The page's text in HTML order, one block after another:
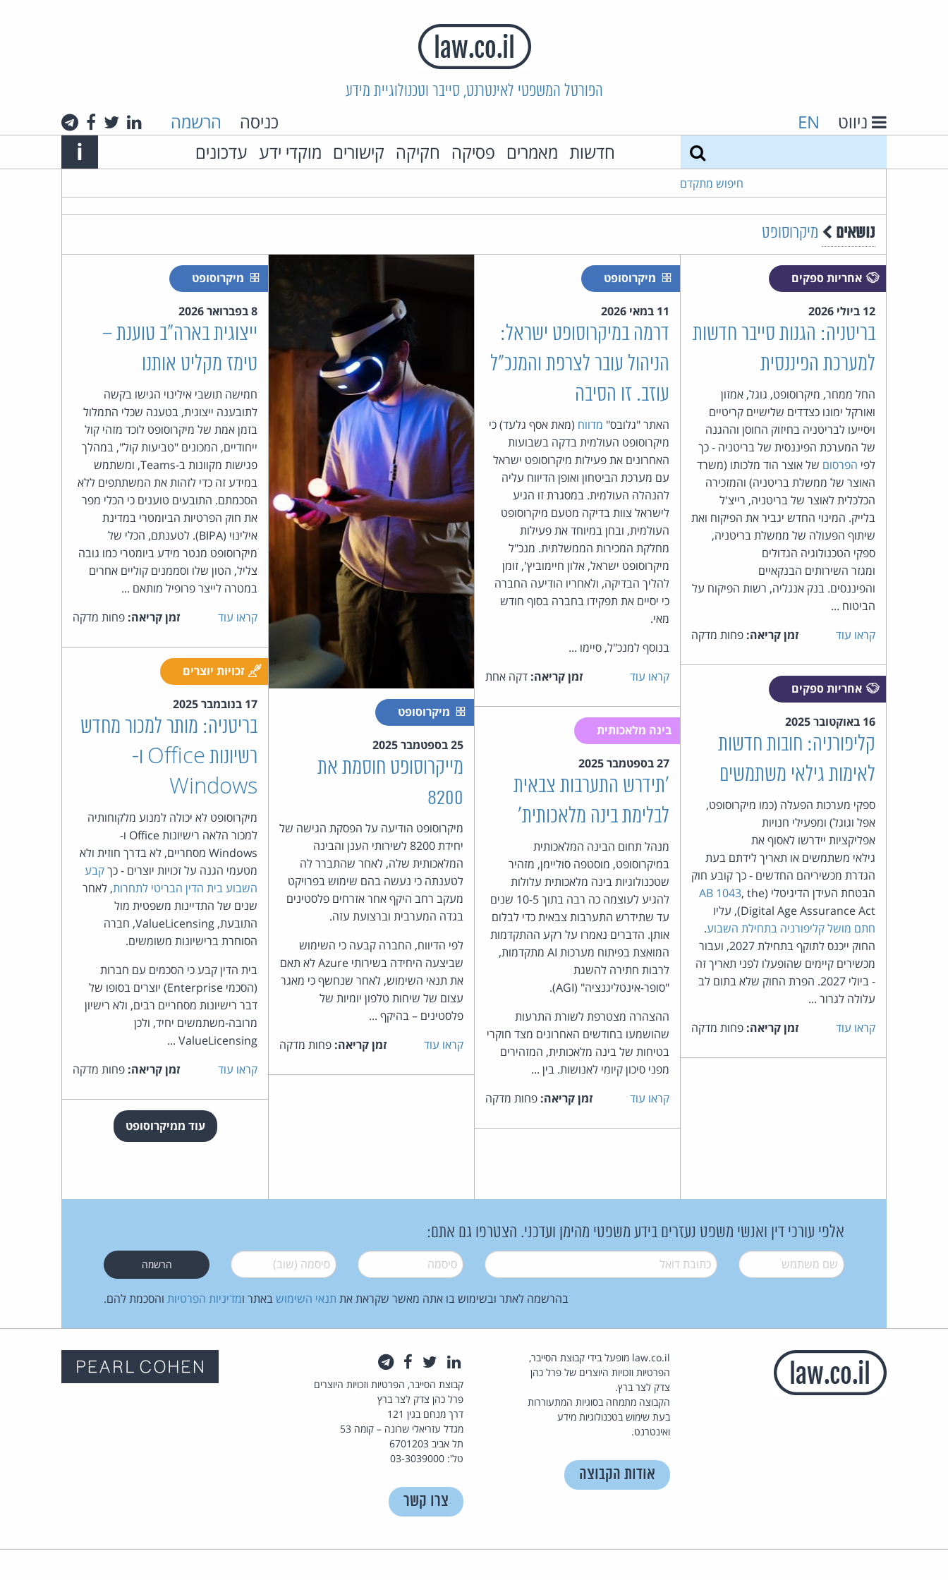
הפורטל המשפטי לאינטרנט, סייבר וטכנולוגיית מידע
ניווט EN כניסה הרשמה לינקדאין
טוויטרפייסבוק
חדשות מאמרים פסיקה חקיקה קישורים מוקדי ידע עדכונים Info
i
חיפוש מתקדם
נושאים מיקרוסופט
אחריות ספקים
12 ביולי 2026
בריטניה: הגנות סייבר חדשות
למערכת הפיננסית
החל ממחר, מיקרוסופט, גוגל, אמזון
ואורקל ימונו כצדדים שלישיים קריטיים
ויסייעו לבריטניה בחיזוק החוסן וההגנה
של המערכת הפיננסית של בריטניה - כך
לפי הפרסום של אוצר הוד מלכותו (משרד
האוצר של ממשלת בריטניה) והמזכירה
הכלכלית לאוצר של בריטניה, רייצ'ל
בלייק. המינוי החדש יגביר את הפיקוח ואת
שיתוף הפעולה של ממשלת בריטניה,
ספקי הטכנולוגיה הגדולים
ומגזר השירותים הבנקאיים
והפיננסים. בנק אנגליה, רשות הפיקוח על
הביטוח ...
קראו עוד
זמן קריאה: פחות מדקה
אחריות ספקים
16 באוקטובר 2025
קליפורניה: חובות חדשות
לאימות גילאי משתמשים
ספקי מערכות הפעלה (כמו מיקרוסופט,
אפל וגוגל) ומפעילי חנויות
אפליקציות יידרשו לאסוף את
גילאי משתמשים או תאריך לידתם בעת
הגדרת מכשיריהם החדשים - כך קובע חוק
הבטחת העידן הדיגיטלי (
AB 1043, the
Digital Age Assurance Act), עליו
חתם מושל קליפורניה בתחילת השבוע.
החוק ייכנס לתוקף בתחילת 2027, ועבור
מכשירים קיימים שהופעלו לפני תאריך זה
- ביולי 2027. הפרת החוק שלא בתום לב
עלולה לגרור ...
קראו עוד
זמן קריאה: פחות מדקה
מיקרוסופט
11 במאי 2026
דרמה במיקרוסופט ישראל:
הניהול עובר לצרפת והמנכ״ל
עוזב. זו הסיבה
האתר "גלובס" מדווח (מאת אסף גלעד) כי
מיקרוסופט העולמית בדקה בשבועות
האחרונים את פעילות מיקרוסופט ישראל
עם מערכת הביטחון ואופן הדיווח עליה
להנהלה העולמית. במסגרת זו הגיע
לישראל צוות בדיקה מטעם מיקרוסופט
העולמית, ובחן במיוחד את פעילות
מחלקת המכירות הממשלתית. מנכ"ל
מיקרוסופט ישראל, אלון חיימוביץ', זומן
להליך הבדיקה, ולאחריו הודיעה החברה
כי יסיים את תפקידו בחברה בסוף חודש
מאי.
בנוסף למנכ"ל, סיימו ...
קראו עוד
זמן קריאה: דקה אחת
בינה מלאכותית
27 בספטמבר 2025
'תידרש התערבות צבאית
לבלימת בינה מלאכותית'
מנהל תחום הבינה המלאכותית
במיקרוסופט, מוסטפה סוליימן, מזהיר
שטכנולוגיות בינה מלאכותית עלולות
להגיע לעוצמה כה רבה בתוך 10-5 שנים
עד שתידרש התערבות צבאית כדי לבלום
אותן. הדברים נאמרו על רקע ההתקדמות
המואצת בפיתוח מערכות AI מתקדמות,
לרבות חתירה להשגת
"סופר-אינטליגנציה" (AGI).
ההצהרה מצטרפת לשורת התרעות
שהושמעו בחודשים האחרונים מצד חוקרי
בטיחות של בינה מלאכותית, המזהירים
מפני סיכון קיומי לאנושות. בין ...
קראו עוד
זמן קריאה: פחות מדקה
מיקרוסופט
25 בספטמבר 2025
מייקרוסופט חוסמת את
8200
מיקרוסופט הודיעה על הפסקת הגישה של
יחידת 8200 לשירותי הענן והבינה
המלאכותית שלה, לאחר שהתברר לה
לטענתה כי נעשה בהם שימוש בפרויקט
מעקב רחב היקף אחר אזרחים פלסטינים
בגדה המערבית וברצועת עזה.
לפי הדיווח, החברה קבעה כי השימוש
שביצעה היחידה בשירותי Azure לא תאם
את תנאי השימוש, לאחר שנחשף כי מאגר
עצום של שיחות טלפון יומיות של
פלסטינים – בהיקף ...
קראו עוד
זמן קריאה: פחות מדקה
מיקרוסופט
8 בפברואר 2026
ייצוגית בארה"ב טוענת –
טימז מקליט אותנו
חמישה תושבי אילינוי הגישו בקשה
לתובענה ייצוגית, בטענה שכלי התמלול
בזמן אמת של מיקרוסופט לוכד מזהי קול
ייחודיים, המכונים "טביעות קול", במהלך
פגישות מקוונות ב-Teams, ומשתמש
במידע זה כדי לזהות את המשתתפים ללא
הסכמתם. התובעים טוענים כי הכלי מפר
את חוק הפרטיות הביומטרי במדינת
אילינוי (BIPA). לטענתם, הכלי של
מיקרוסופט מנטר מידע ביומטרי כמו גובה
צליל, הטון שלו וסממנים קוליים אחרים
במטרה לייצר פרופיל מותאם ...
קראו עוד
זמן קריאה: פחות מדקה
זכויות יוצרים
17 בנובמבר 2025
בריטניה: מותר למכור מחדש
רשיונות Office ו-
Windows
מיקרוסופט לא יכולה למנוע מלקוחותיה
למכור הלאה רישיונות Office ו-
Windows מסחריים, לא בדרך חוזית ולא
מטעמי הגנה על זכויות יוצרים - כךקבע
השבוע בית הדין הבריטי לתחרות, לאחר
שנים של התדיינות משפטית מול
התובעת, ValueLicensing, חברה
הסוחרת ברישיונות משומשים.
בית הדין קבע כי הסכמים עם חברות
(הסכמי Enterprise) יוצרים בסופו של
דבר רישיונות מסחריים רבים, ולא רישיון
מרובה-משתמשים יחיד, ולכן
ValueLicensing ...
קראו עוד
זמן קריאה: פחות מדקה
עוד ממיקרוסופט
אלפי עורכי דין ואנשי משפט נעזרים בידע משפטי מהימן ועדכני. הצטרפו גם אתם:
שם משתמש* דואל* סיסמה* סיסמה (שוב)*
בהרשמה לאתר ובשימוש בו אתה מאשר שקראת את תנאי השימוש באתר ומדיניות הפרטיות והסכמת להם.
law.co.il מופעל בידי קבוצת הסייבר,
הפרטיות וזכויות היוצרים של פרל כהן
צדק לצר ברץ.
הקבוצה מתמחה בסוגיות המתעוררות
בעת שימוש בטכנולוגיות מידע
ואינטרנט.
אודות הקבוצה
לינקדאין
טוויטרפייסבוק
קבוצת הסייבר, הפרטיות וזכויות היוצרים
פרל כהן צדק לצר ברץ
דרך מנחם בגין 121
מגדל עזריאלי שרונה – קומה 53
תל אביב 6701203
טל': 03-3039000
צרו קשר